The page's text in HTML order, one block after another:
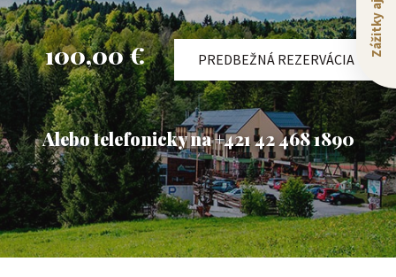
100,00 € PREDBEŽNÁ REZERVÁCIA
Alebo telefonicky na +421 42 468 1890